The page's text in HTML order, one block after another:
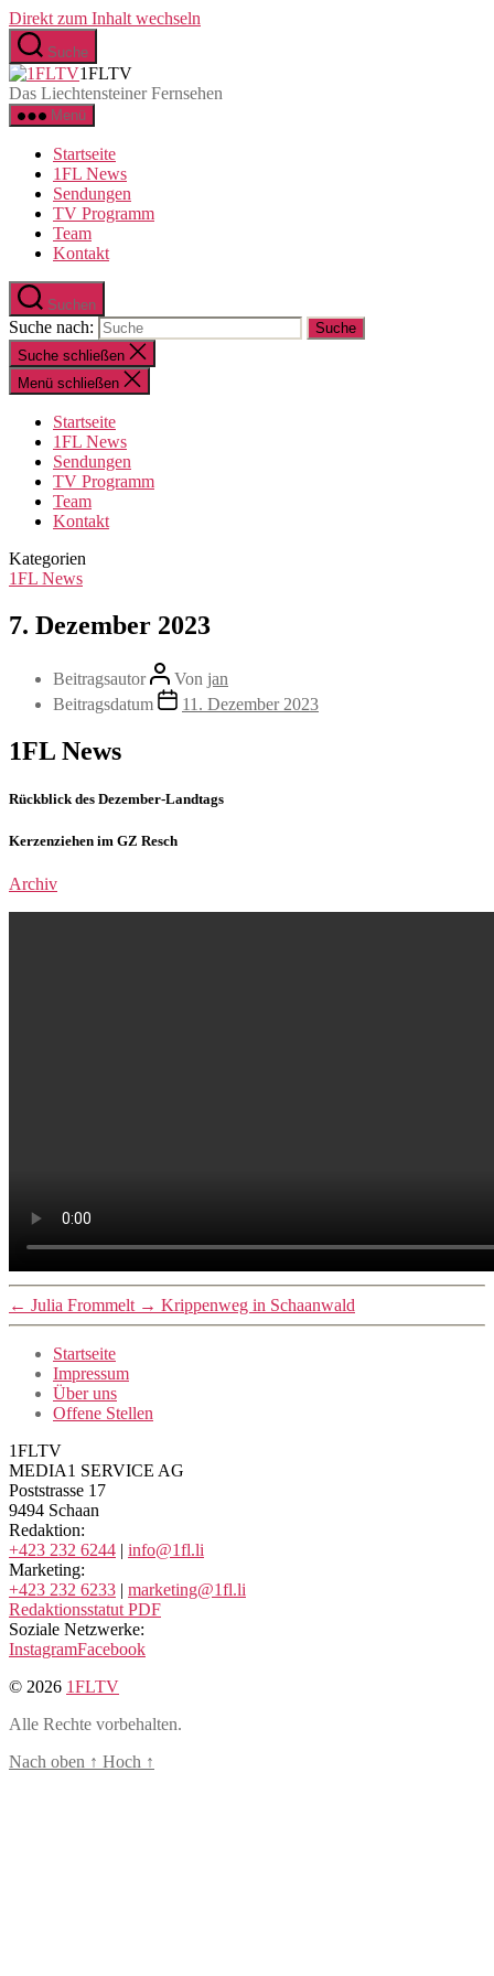
Direkt zum Inhalt wechseln
Suche
1FLTV
Das Liechtensteiner Fernsehen
Menü
Startseite
1FL News
Sendungen
TV Programm
Team
Kontakt
Suchen
Suche nach:
Suche schließen
Menü schließen
Startseite
1FL News
Sendungen
TV Programm
Team
Kontakt
Kategorien
1FL News
7. Dezember 2023
Beitragsautor Von jan
Beitragsdatum
11. Dezember 2023
1FL News
Rückblick des Dezember-Landtags
Kerzenziehen im GZ Resch
Archiv
← Julia Frommelt → Krippenweg in Schaanwald
Startseite
Impressum
Über uns
Offene Stellen
1FLTV
MEDIA1 SERVICE AG
Poststrasse 17
9494 Schaan
Redaktion:
+423 232 6244 | info@1fl.li
Marketing:
+423 232 6233 | marketing@1fl.li
Redaktionsstatut PDF
Soziale Netzwerke:
InstagramFacebook
© 2026 1FLTV
Alle Rechte vorbehalten.
Nach oben ↑ Hoch ↑